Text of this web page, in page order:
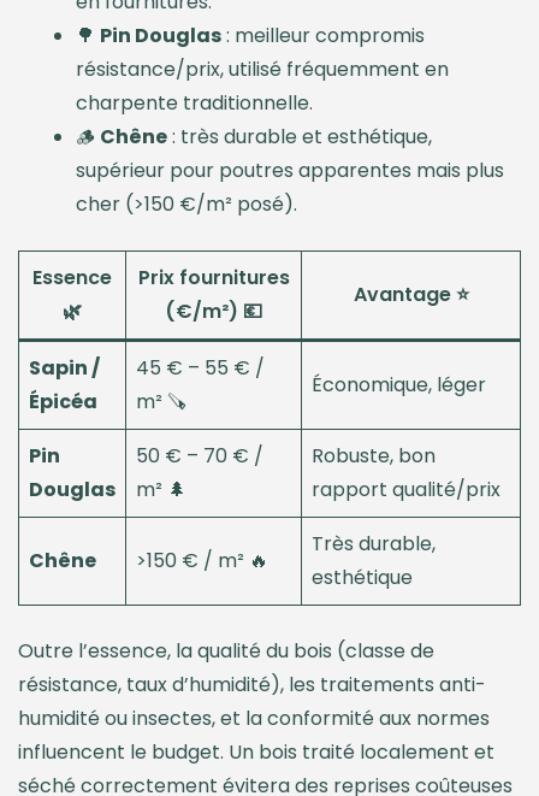
🌳 Pin Douglas: meilleur compromis
résistance/prix, utilisé fréquemment en
charpente traditionnelle.
🪵 Chêne: très durable et esthétique,
supérieur pour poutres apparentes mais plus
cher (>150 €/m² posé).
Essence
🌿
Prix fournitures
(€/m²) 💶
Avantage ⭐
Sapin /
Épicéa
45 € – 55 € /
m² 🪚
Économique, léger
Pin
Douglas
50 € – 70 € /
m² 🌲
Robuste, bon
rapport qualité/prix
Chêne >150 € / m² 🔥
Très durable,
esthétique
Outre l’essence, la qualité du bois (classe de
résistance, taux d’humidité), les traitements anti-
humidité ou insectes, et la conformité aux normes
influencent le budget. Un bois traité localement et
séché correctement évitera des reprises coûteuses